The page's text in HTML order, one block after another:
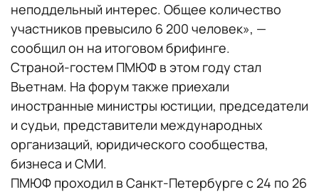
неподдельный интерес. Общее количество
участников превысило 6 200 человек», —
сообщил он на итоговом брифинге.
Страной-гостем ПМЮФ в этом году стал
Вьетнам. На форум также приехали
иностранные министры юстиции, председатели
и судьи, представители международных
организаций, юридического сообщества,
бизнеса и СМИ.
ПМЮФ проходил в Санкт-Петербурге с 24 по 26